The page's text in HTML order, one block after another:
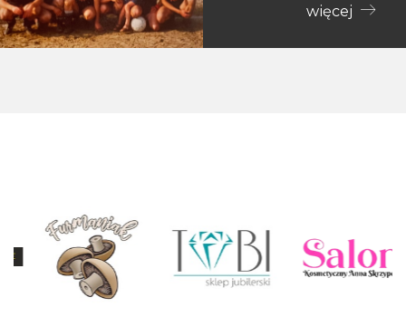
więcej